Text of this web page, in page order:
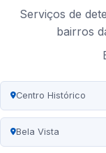
Serviços de
bairros
Centro Histórico
Bela Vista